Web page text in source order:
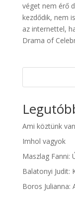
véget nem érő
kezdődik, nem
az internettel,
Drama of
Ami köztünk van
Imhol vagyok
Maszlag Fanni:
Balatonyi Judit:
Boros Julianna: